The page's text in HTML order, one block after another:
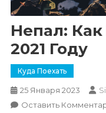
Непал:
2021 Году
Куда Поехать
25 Января 2023
Оставить